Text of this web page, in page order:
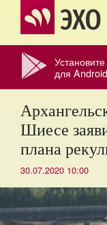
для Android
Шиесе
плана
30.07.2020 10:00